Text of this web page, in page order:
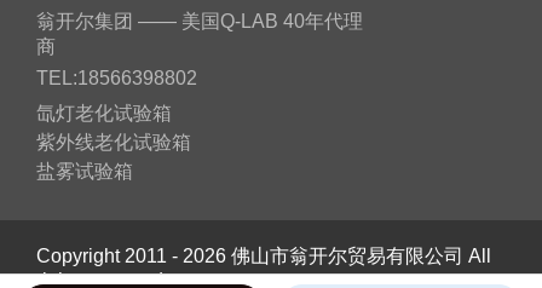
翁开尔集团 —— 美国Q-LAB 40年代理
商
TEL:18566398802
氙灯老化试验箱
紫外线老化试验箱
盐雾试验箱
Copyright 2011 - 2026 佛山市翁开尔贸易有限公司 All
rights reserved.